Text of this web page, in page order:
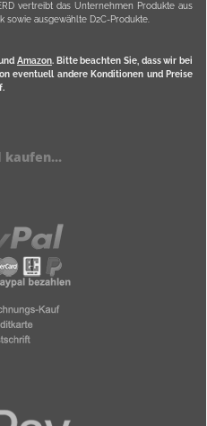
vertreibt das Unternehmen Produkte aus
sowie ausgewählte D2C-Produkte.
Amazon. Bitte beachten Sie, dass wir bei
eventuell andere Konditionen und Preise
kaufen...